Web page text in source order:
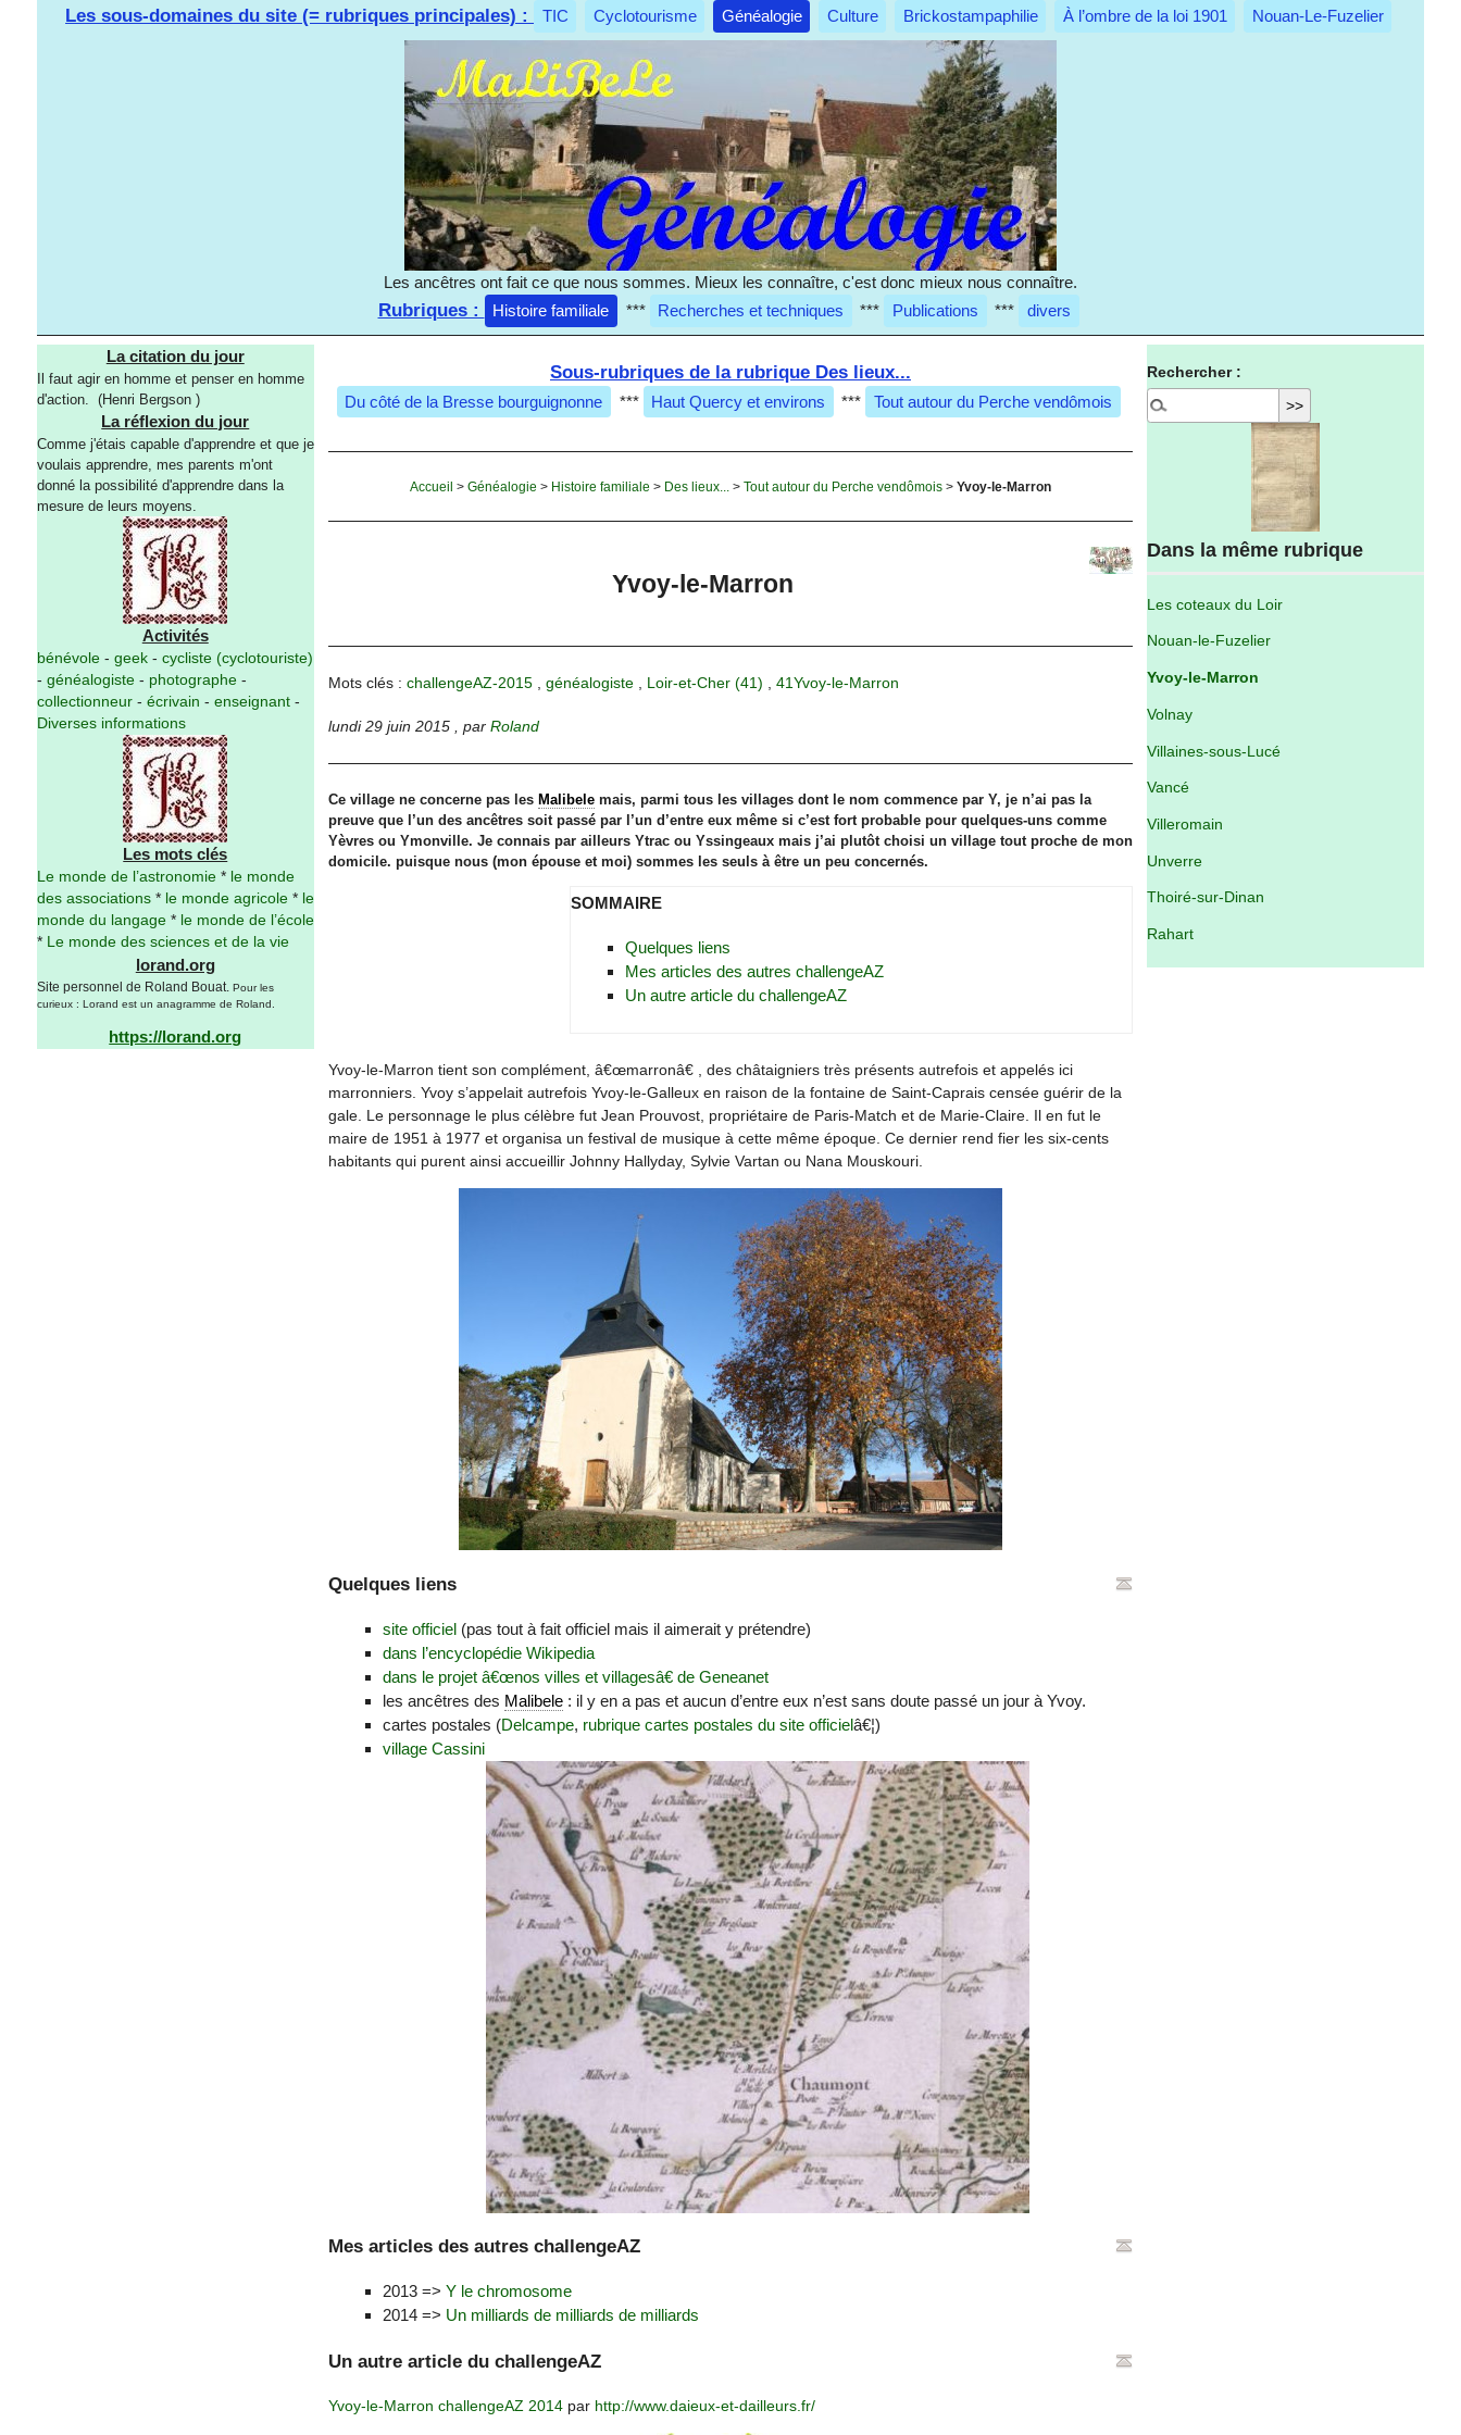
Les sous-domaines du site (= rubriques principales) : TIC Cyclotourisme Généalogie Culture Brickostampaphilie À l’ombre de la loi 1901 Nouan-Le-Fuzelier
Les ancêtres ont fait ce que nous sommes. Mieux les connaître, c'est donc mieux nous connaître.
Rubriques : Histoire familiale *** Recherches et techniques *** Publications *** divers
La citation du jour
Il faut agir en homme et penser en homme
d'action. (Henri Bergson )
La réflexion du jour
Comme j'étais capable d'apprendre et que je
voulais apprendre, mes parents m'ont
donné la possibilité d'apprendre dans la
mesure de leurs moyens.
Activités
bénévole- geek- cycliste (cyclotouriste)
- généalogiste- photographe-
collectionneur- écrivain - enseignant-
Diverses informations
Les mots clés
Le monde de l’astronomie* le monde
des associations* le monde agricole* le
monde du langage* le monde de l’école
*
Le monde des sciences et de la vie
lorand.org
Site personnel de Roland Bouat. Pour les
curieux : Lorand est un anagramme de Roland.
https://lorand.org
Sous-rubriques de la rubrique Des lieux...
Du côté de la Bresse bourguignonne *** Haut Quercy et environs *** Tout autour du Perche vendômois
Accueil > Généalogie > Histoire familiale > Des lieux... > Tout autour du Perche vendômois> Yvoy-le-Marron
Yvoy-le-Marron
Mots clés : challengeAZ-2015, généalogiste, Loir-et-Cher (41) 41Yvoy-le-Marron
lundi 29 juin 2015 , par Roland
Ce village ne concerne pas les Malibelemais, parmi tous les villages dont le nom commence par Y, je n’ai pas la
preuve que l’un des ancêtres soit passé par l’un d’entre eux même si c’est fort probable pour quelques-uns comme
Yèvres ou Ymonville. Je connais par ailleurs Ytrac ou Yssingeaux mais j’ai plutôt choisi un village tout proche de mon
domicile. puisque nous (mon épouse et moi) sommes les seuls à être un peu concernés.
SOMMAIRE
Quelques liens
Mes articles des autres challengeAZ
Un autre article du challengeAZ
Yvoy-le-Marron tient son complément, â€œmarronâ€ , des châtaigniers très présents autrefois et appelés ici
marronniers. Yvoy s’appelait autrefois Yvoy-le-Galleux en raison de la fontaine de Saint-Caprais censée guérir de la
gale. Le personnage le plus célèbre fut Jean Prouvost, propriétaire de Paris-Match et de Marie-Claire. Il en fut le
maire de 1951 à 1977 et organisa un festival de musique à cette même époque. Ce dernier rend fier les six-cents
habitants qui purent ainsi accueillir Johnny Hallyday, Sylvie Vartan ou Nana Mouskouri.
Quelques liens
site officiel(pas tout à fait officiel mais il aimerait y prétendre)
dans l’encyclopédie Wikipedia
dans le projet â€œnos villes et villagesâ€ de Geneanet
les ancêtres des Malibele: il y en a pas et aucun d’entre eux n’est sans doute passé un jour à Yvoy.
cartes postales (Delcampe, rubrique cartes postales du site officielâ€¦)
village Cassini
Mes articles des autres challengeAZ
2013 => Y le chromosome
2014 => Un milliards de milliards de milliards
Un autre article du challengeAZ
Yvoy-le-Marron challengeAZ 2014par http://www.daieux-et-dailleurs.fr/
Rechercher :
Dans la même rubrique
Les coteaux du Loir
Nouan-le-Fuzelier
Yvoy-le-Marron
Volnay
Villaines-sous-Lucé
Vancé
Villeromain
Unverre
Thoiré-sur-Dinan
Rahart